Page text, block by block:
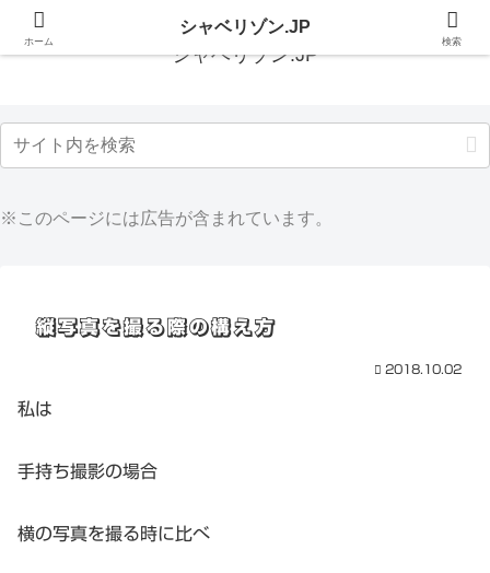
シャベリゾン.JP
※このページには広告が含まれています。
縦写真を撮る際の構え方
2018.10.02
私は
手持ち撮影の場合
横の写真を撮る時に比べ
ホーム
シャベリゾン.JP
検索